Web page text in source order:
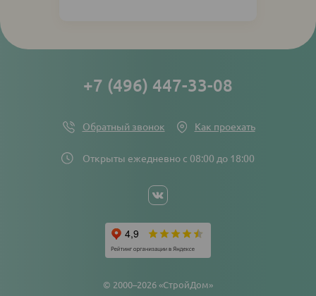
Открыты ежедневно с 08:00 до 18:00
+7 (496) 447-33-08
Обратный звонок Как проехать
Social
links
© 2000–2026 «СтройДом»